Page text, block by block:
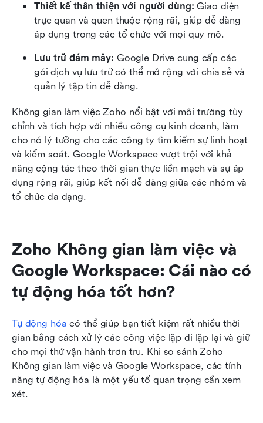
Thiết kế thân thiện với người dùng: Giao diện
trực quan và quen thuộc rộng rãi, giúp dễ dàng
áp dụng trong các tổ chức với mọi quy mô.
Lưu trữ đám mây: Google Drive cung cấp các
gói dịch vụ lưu trữ có thể mở rộng với chia sẻ và
quản lý tập tin dễ dàng.
Không gian làm việc Zoho nổi bật với môi trường tùy
chỉnh và tích hợp với nhiều công cụ kinh doanh, làm
cho nó lý tưởng cho các công ty tìm kiếm sự linh hoạt
và kiểm soát. Google Workspace vượt trội với khả
năng cộng tác theo thời gian thực liền mạch và sự áp
dụng rộng rãi, giúp kết nối dễ dàng giữa các nhóm và
tổ chức đa dạng.
Zoho Không gian làm việc và
Google Workspace: Cái nào có
tự động hóa tốt hơn?
Tự động hóa có thể giúp bạn tiết kiệm rất nhiều thời
gian bằng cách xử lý các công việc lặp đi lặp lại và giữ
cho mọi thứ vận hành trơn tru. Khi so sánh Zoho
Không gian làm việc và Google Workspace, các tính
năng tự động hóa là một yếu tố quan trọng cần xem
xét.